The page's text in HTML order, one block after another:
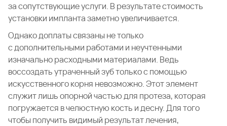
за сопутствующие услуги. В результате стоимость
установки импланта заметно увеличивается.
Однако доплаты связаны не только
с дополнительными работами и неучтенными
изначально расходными материалами. Ведь
воссоздать утраченный зуб только с помощью
искусственного корня невозможно. Этот элемент
служит лишь опорной частью для протеза, которая
погружается в челюстную кость и десну. Для того
чтобы получить видимый результат лечения,